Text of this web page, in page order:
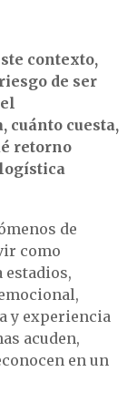
contexto,
de ser
cuánto cuesta,
retorno
de
como
estadios,
y experiencia
acuden,
en un